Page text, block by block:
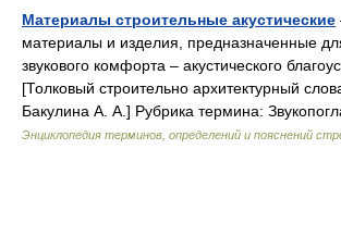
Материалы строительные акустические
материалы и изделия, предназначенные
звукового комфорта – акустического
[Толковый строительно архитектурный
Бакулина А. А.] Рубрика термина:
Энциклопедия терминов, определений и пояснений